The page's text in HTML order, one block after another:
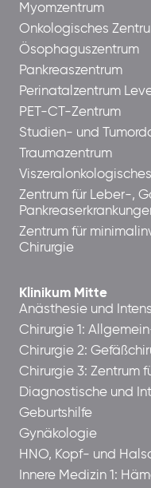
Myomzentrum
Onkologisches
Ösophaguszentrum
Pankreaszentrum
Perinatalzentrum
PET-CT-Zentrum
Studien- und
Traumazentrum
Zentrum für Leber-,
Zentrum für
Chirurgie
Klinikum Mitte
Anästhesie und
Chirurgie 1:
Chirurgie 2:
Chirurgie 3: Zentrum
Diagnostische und
Geburtshilfe
Gynäkologie
HNO, Kopf- und
Innere Medizin 1: